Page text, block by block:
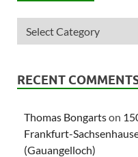
RECENT
Thomas Bongartson
Frankfurt-
(Gauangelloch)